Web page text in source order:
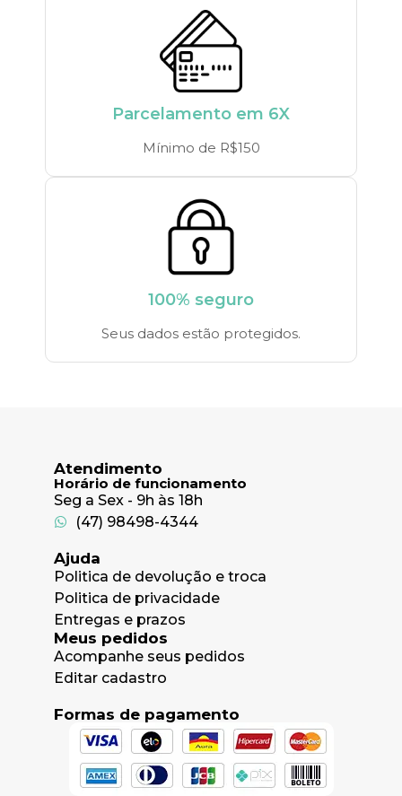
Parcelamento em 6X
Mínimo de R$150
100% seguro
Seus dados estão protegidos.
Atendimento
Horário de funcionamento
Seg a Sex - 9h às 18h
(47) 98498-4344
Ajuda
Politica de devolução e troca
Politica de privacidade
Entregas e prazos
Meus pedidos
Acompanhe seus pedidos
Editar cadastro
Formas de pagamento